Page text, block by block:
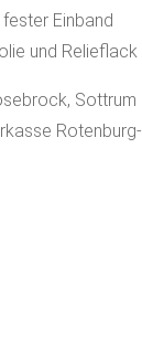
Einband
und Relieflack
Sottrum
Rotenburg-